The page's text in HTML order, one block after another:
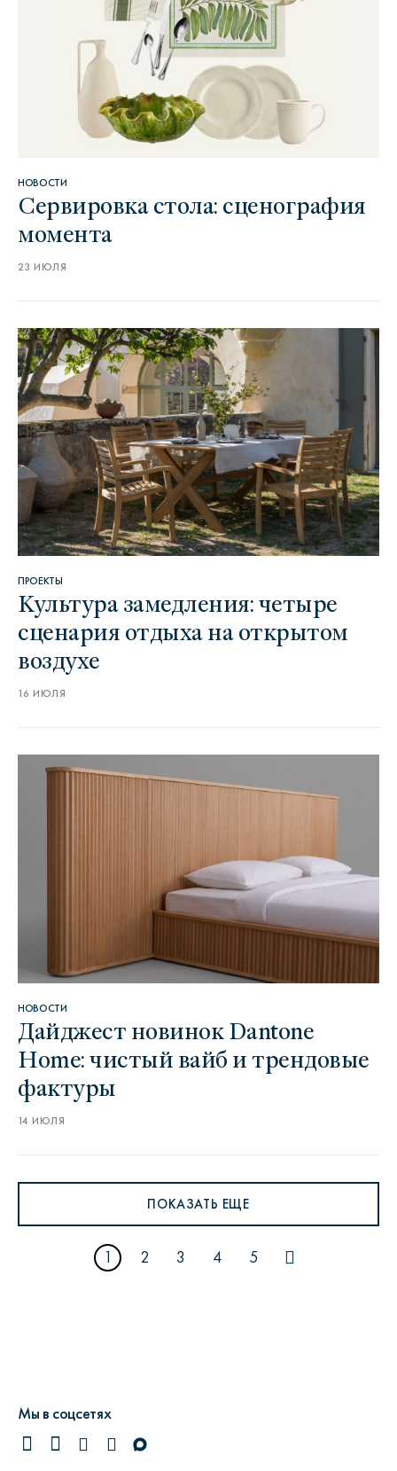
НОВОСТИ
Сервировка стола: сценография
момента
23 ИЮЛЯ
ПРОЕКТЫ
Культура замедления: четыре
сценария отдыха на открытом
воздухе
16 ИЮЛЯ
НОВОСТИ
Дайджест новинок Dantone
Home: чистый вайб и трендовые
фактуры
14 ИЮЛЯ
ПОКАЗАТЬ ЕЩЕ
1 2 3 4 5
Мы в соцсетях